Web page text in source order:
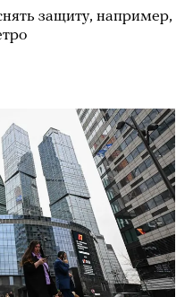
защиту, например,